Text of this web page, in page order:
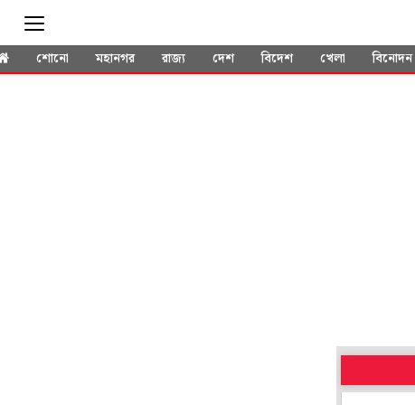
শোনো মহানগর রাজ্য দেশ বিদেশ খেলা বিনোদন